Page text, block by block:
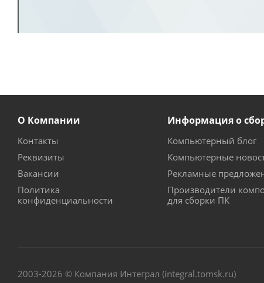
О Компании
Контакты
Реквизиты
Вакансии
Политика
конфиденциальности
Информация о
Компьютерный блог
Компьютерные
Рекламные
Производители
для сборки ПК
2003-2026 © Компания Интеграл (integral.tomsk.ru)